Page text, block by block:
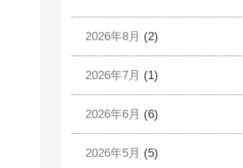
2026年8月 (2)
2026年7月 (1)
2026年6月 (6)
2026年5月 (5)